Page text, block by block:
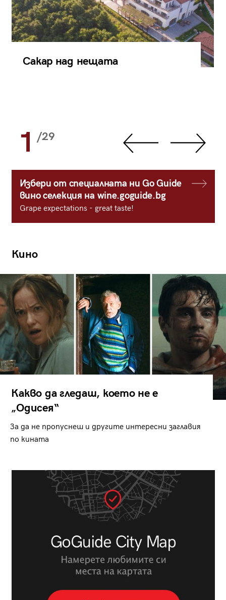
Сакар над нещата
1 /29
Избери от специалната ни Go Guide
вино селекция на wine.goguide.bg
Grape expectations - great taste!
Кино
Какво да гледаш, което не е
„Одисея“
За да не пропуснеш и другите интересни заглавия
по кината